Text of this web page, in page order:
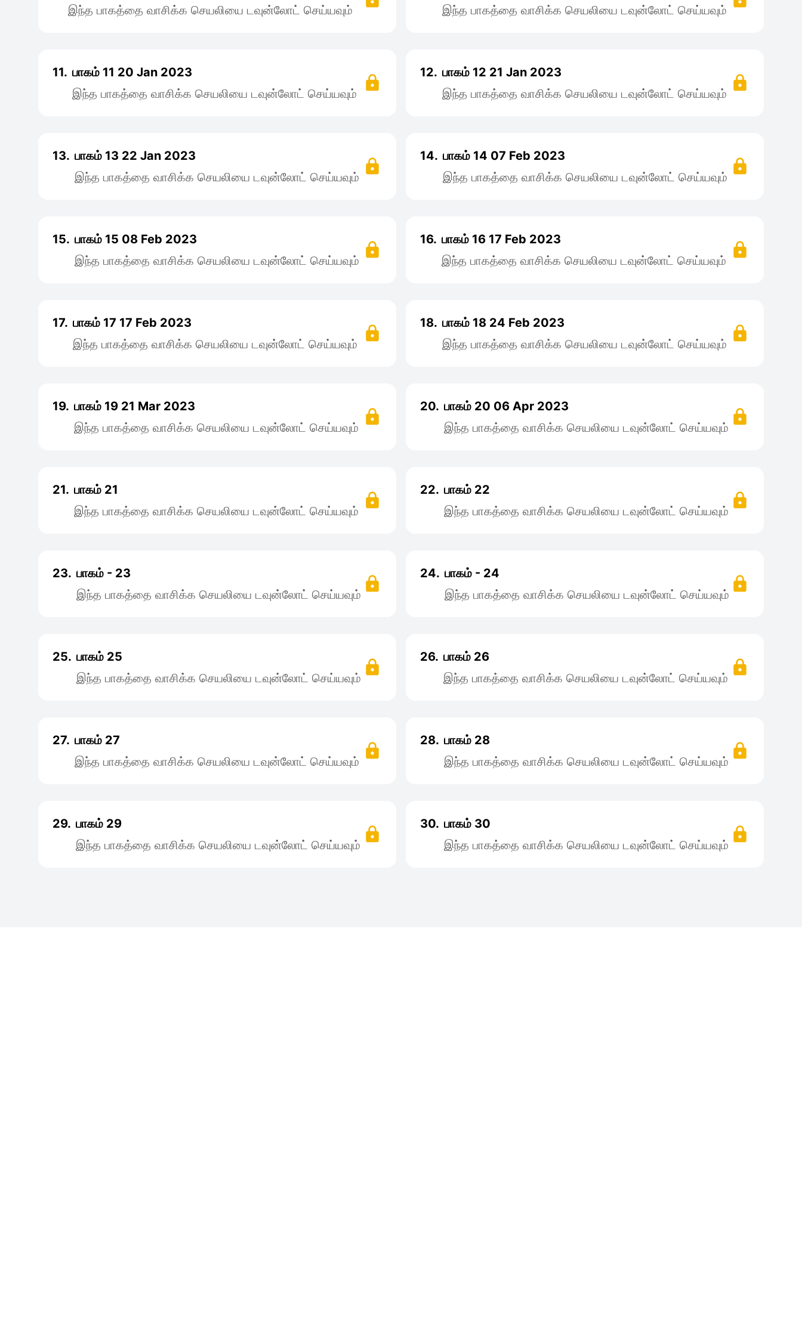
இந்த பாகத்தை வாசிக்க செயலியை டவுன்லோட் செய்யவும்
இந்த பாகத்தை வாசிக்க செயலியை டவுன்லோட் செய்யவும்
11. பாகம் 11 20 Jan 2023
இந்த பாகத்தை வாசிக்க செயலியை டவுன்லோட் செய்யவும்
12. பாகம் 12 21 Jan 2023
இந்த பாகத்தை வாசிக்க செயலியை டவுன்லோட் செய்யவும்
13. பாகம் 13 22 Jan 2023
இந்த பாகத்தை வாசிக்க செயலியை டவுன்லோட் செய்யவும்
14. பாகம் 14 07 Feb 2023
இந்த பாகத்தை வாசிக்க செயலியை டவுன்லோட் செய்யவும்
15. பாகம் 15 08 Feb 2023
இந்த பாகத்தை வாசிக்க செயலியை டவுன்லோட் செய்யவும்
16. பாகம் 16 17 Feb 2023
இந்த பாகத்தை வாசிக்க செயலியை டவுன்லோட் செய்யவும்
17. பாகம் 17 17 Feb 2023
இந்த பாகத்தை வாசிக்க செயலியை டவுன்லோட் செய்யவும்
18. பாகம் 18 24 Feb 2023
இந்த பாகத்தை வாசிக்க செயலியை டவுன்லோட் செய்யவும்
19. பாகம் 19 21 Mar 2023
இந்த பாகத்தை வாசிக்க செயலியை டவுன்லோட் செய்யவும்
20. பாகம் 20 06 Apr 2023
இந்த பாகத்தை வாசிக்க செயலியை டவுன்லோட் செய்யவும்
21. பாகம் 21
இந்த பாகத்தை வாசிக்க செயலியை டவுன்லோட் செய்யவும்
22. பாகம் 22
இந்த பாகத்தை வாசிக்க செயலியை டவுன்லோட் செய்யவும்
23. பாகம் - 23
இந்த பாகத்தை வாசிக்க செயலியை டவுன்லோட் செய்யவும்
24. பாகம் - 24
இந்த பாகத்தை வாசிக்க செயலியை டவுன்லோட் செய்யவும்
25. பாகம் 25
இந்த பாகத்தை வாசிக்க செயலியை டவுன்லோட் செய்யவும்
26. பாகம் 26
இந்த பாகத்தை வாசிக்க செயலியை டவுன்லோட் செய்யவும்
27. பாகம் 27
இந்த பாகத்தை வாசிக்க செயலியை டவுன்லோட் செய்யவும்
28. பாகம் 28
இந்த பாகத்தை வாசிக்க செயலியை டவுன்லோட் செய்யவும்
29. பாகம் 29
இந்த பாகத்தை வாசிக்க செயலியை டவுன்லோட் செய்யவும்
30. பாகம் 30
இந்த பாகத்தை வாசிக்க செயலியை டவுன்லோட் செய்யவும்